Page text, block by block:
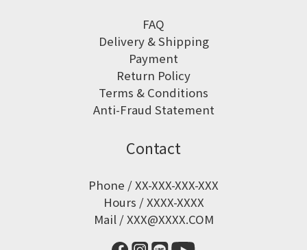
FAQ
Delivery & Shipping
Payment
Return Policy
Terms & Conditions
Anti-Fraud Statement
Contact
Phone / XX-XXX-XXX-XXX
Hours / XXXX-XXXX
Mail / XXX@XXXX.COM